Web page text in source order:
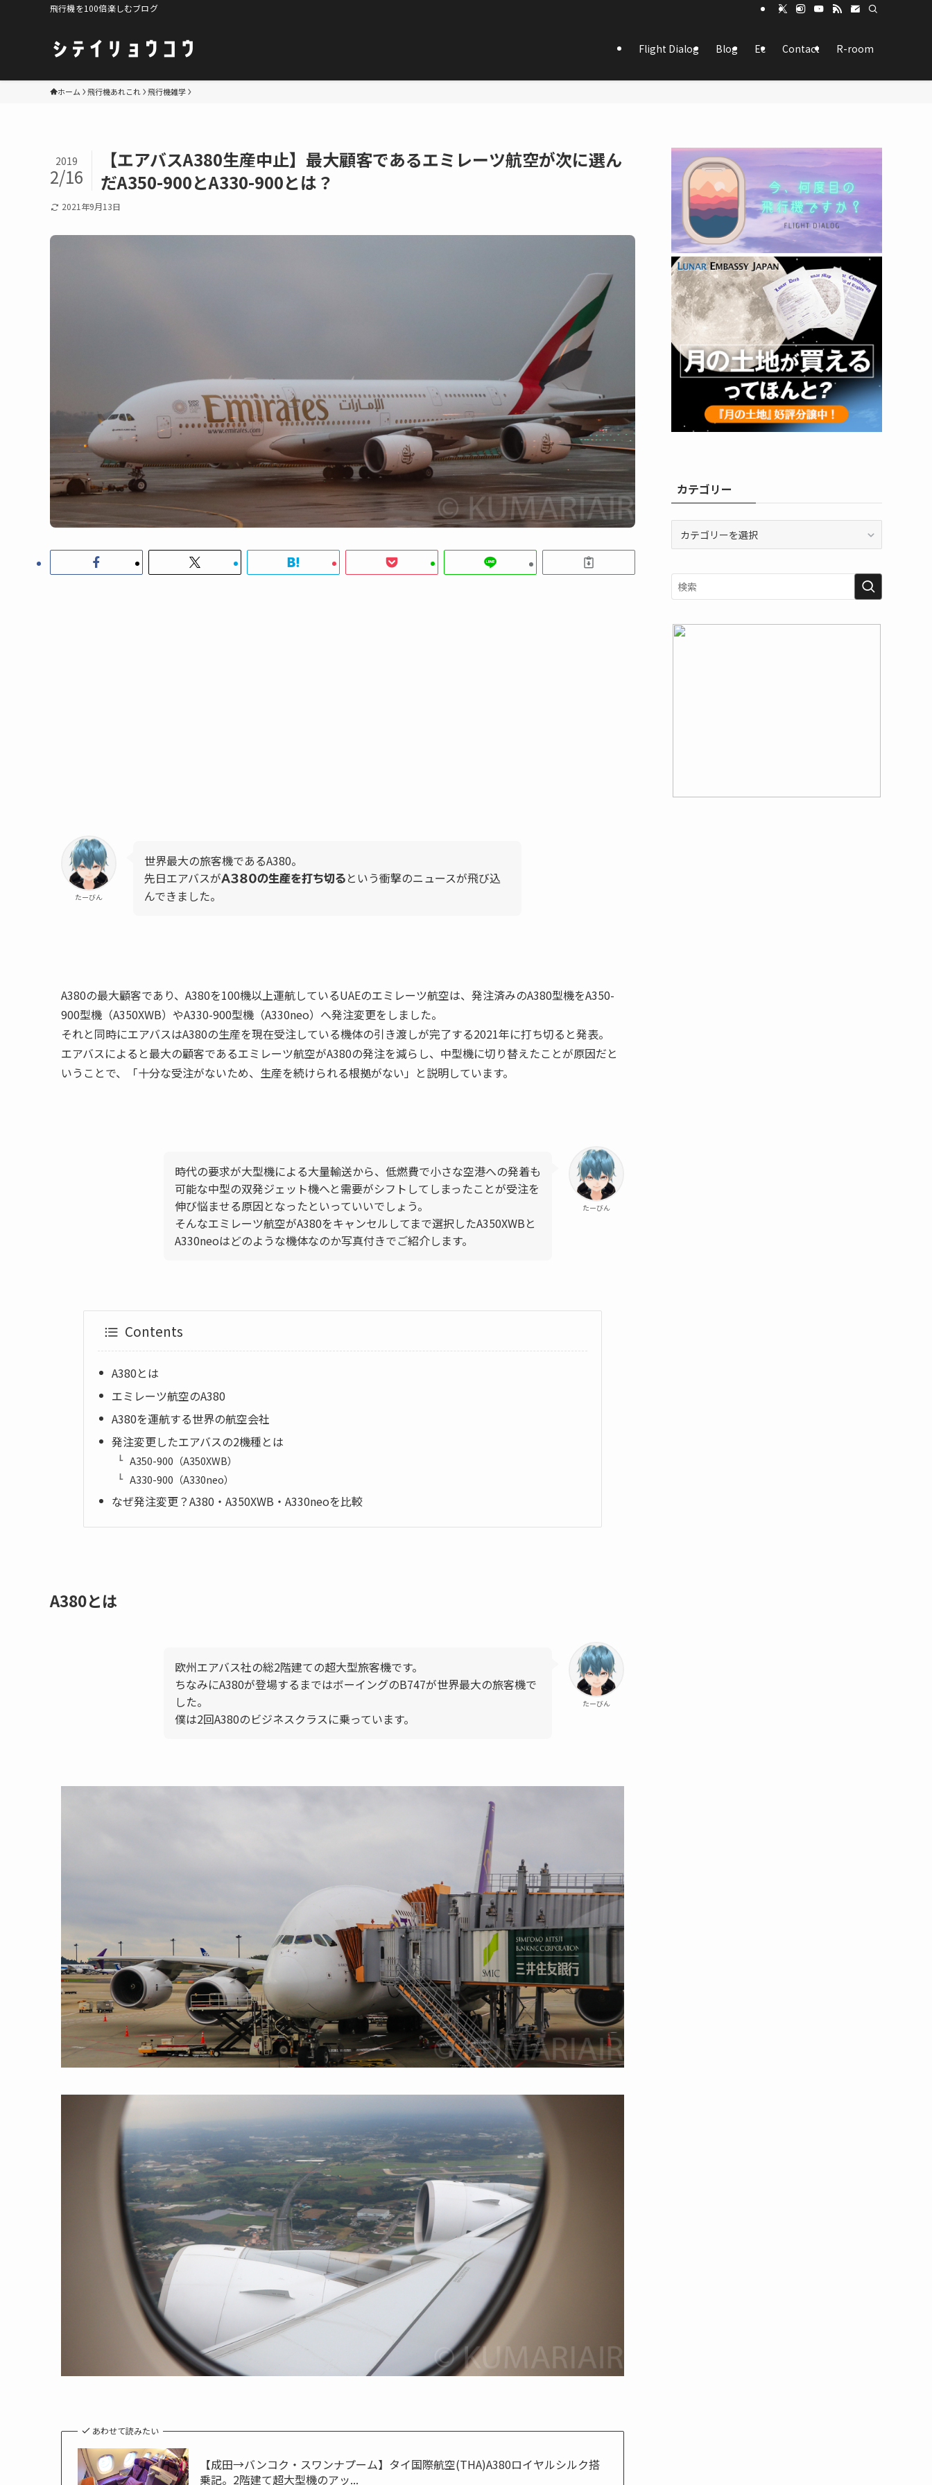
飛行機を100倍楽しむブログ
Flight Dialog Blog Ec Contact R-room
ホーム 飛行機あれこれ 飛行機雑学
【エアバスA380生産中止】最大顧客であるエミレーツ航空が次に選ん
だA350-900とA330-900とは？
2019
2/16
2021年9月13日
たーびん
世界最大の旅客機であるA380。
先日エアバスがA380の生産を打ち切る という衝撃のニュースが飛び込
んできました。
A380の最大顧客であり、 A380を100機以上運航しているUAEのエミレーツ航空は、発注済みのA380型機をA350-
900型機（A350XWB）やA330-900型機（A330neo）へ発注変更をしました。
それと同時にエアバスはA380の生産を現在受注している機体の引き渡しが完了する2021年に打ち切る と発表。
エアバスによると最大の顧客であるエミレーツ航空がA380の発注を減らし、中型機に切り替えたことが原因だと
いうことで、「十分な受注がないため、生産を続けられる根拠がない」と説明しています。
たーびん
時代の要求が大型機による大量輸送から、低燃費で小さな空港への発着も
可能な中型の双発ジェット機へと需要がシフトしてしまったことが受注を
伸び悩ませる原因となったといっていいでしょう。
そんなエミレーツ航空がA380をキャンセルしてまで選択したA350XWBと
A330neoはどのような機体なのか写真付きでご紹介します。
Contents
A380とは
エミレーツ航空のA380
A380を運航する世界の航空会社
発注変更したエアバスの2機種とは
A350-900（A350XWB）
A330-900（A330neo）
なぜ発注変更？A380・A350XWB・A330neoを比較
A380とは
たーびん
欧州エアバス社の総2階建ての超大型旅客機です。
ちなみにA380が登場するまではボーイングのB747が世界最大の旅客機で
した。
僕は2回A380のビジネスクラスに乗っています。
あわせて読みたい
【成田→バンコク・スワンナプーム】タイ国際航空(THA)A380ロイヤルシルク搭
乗記。2階建て超大型機のアッ...
カテゴリー
リ
ー